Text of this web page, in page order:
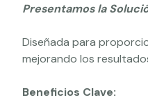
Presentamos la
Diseñada para
mejorando los
Beneficios Clave: